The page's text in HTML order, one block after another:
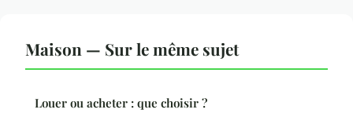
Maison — Sur le même sujet
Louer ou acheter : que choisir ?